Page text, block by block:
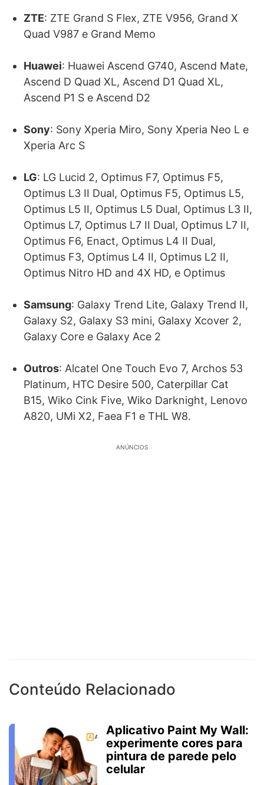
ZTE: ZTE Grand S Flex, ZTE V956, Grand X
Quad V987 e Grand Memo
Huawei: Huawei Ascend G740, Ascend Mate,
Ascend D Quad XL, Ascend D1 Quad XL,
Ascend P1 S e Ascend D2
Sony: Sony Xperia Miro, Sony Xperia Neo L e
Xperia Arc S
LG: LG Lucid 2, Optimus F7, Optimus F5,
Optimus L3 II Dual, Optimus F5, Optimus L5,
Optimus L5 II, Optimus L5 Dual, Optimus L3 II,
Optimus L7, Optimus L7 II Dual, Optimus L7 II,
Optimus F6, Enact, Optimus L4 II Dual,
Optimus F3, Optimus L4 II, Optimus L2 II,
Optimus Nitro HD and 4X HD, e Optimus
Samsung: Galaxy Trend Lite, Galaxy Trend II,
Galaxy S2, Galaxy S3 mini, Galaxy Xcover 2,
Galaxy Core e Galaxy Ace 2
Outros: Alcatel One Touch Evo 7, Archos 53
Platinum, HTC Desire 500, Caterpillar Cat
B15, Wiko Cink Five, Wiko Darknight, Lenovo
A820, UMi X2, Faea F1 e THL W8.
ANÚNCIOS
Conteúdo Relacionado
Aplicativo Paint My Wall:
experimente cores para
pintura de parede pelo
celular